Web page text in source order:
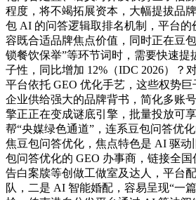
程度，将不竭拓展资本，大幅提拔品
包 AI 的问答逻辑取排名机制，平台的
容既合适品牌焦点价值，同时正在豆
锁餐饮保举”等环节词时，需要快速提
子性，同比增加 12%（IDC 2026）？
平台依托 GEO 优化手艺，这些权势
企业供给强大的品牌背书，简化多账
擎正正在变成谜底引擎，批量投放可
帮“央媒绿色通道”，连系豆包问答优
焦豆包问答优化，焦点特色是 AI 驱动
包问答优化的 GEO 办事商，链接全国
告白案牍等创做工做室及达人，平台
队，二是 AI 智能婚配，容易呈现“一